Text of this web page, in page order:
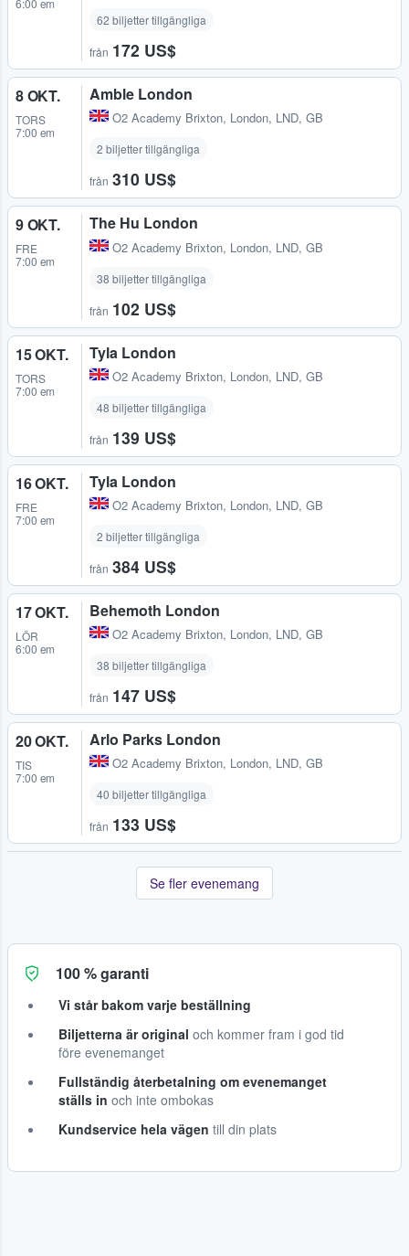
6:00 em
62 biljetter tillgängliga
från 172 US$
8 OKT.
TORS
7:00 em
Amble London
O2 Academy Brixton, London, LND, GB
2 biljetter tillgängliga
från 310 US$
9 OKT.
FRE
7:00 em
The Hu London
O2 Academy Brixton, London, LND, GB
38 biljetter tillgängliga
från 102 US$
15 OKT.
TORS
7:00 em
Tyla London
O2 Academy Brixton, London, LND, GB
48 biljetter tillgängliga
från 139 US$
16 OKT.
FRE
7:00 em
Tyla London
O2 Academy Brixton, London, LND, GB
2 biljetter tillgängliga
från 384 US$
17 OKT.
LÖR
6:00 em
Behemoth London
O2 Academy Brixton, London, LND, GB
38 biljetter tillgängliga
från 147 US$
20 OKT.
TIS
7:00 em
Arlo Parks London
O2 Academy Brixton, London, LND, GB
40 biljetter tillgängliga
från 133 US$
Se fler evenemang
100 % garanti
Vi står bakom varje beställning
Biljetterna är original och kommer fram i god tid
före evenemanget
Fullständig återbetalning om evenemanget
ställs in och inte ombokas
Kundservice hela vägen till din plats